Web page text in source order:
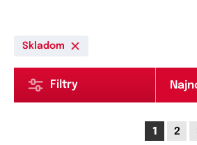
Skladom
Filtry
1 2